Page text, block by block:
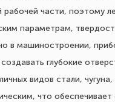
части, поэтому
параметрам,
в машиностроении,
глубокие
видов стали,
что